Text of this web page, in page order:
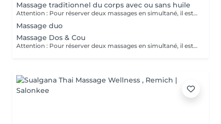
Massage traditionnel du corps avec ou sans huile
Attention : Pour réserver deux massages en simultané, il est nécessaire de procéder à deux réservations séparées. Ajouter deux services dans une seule réservation entraînera la programmation des rendez-vous l'un après l'autre, et non en même temps. Si besoin, vous pouvez également nous contacter par téléphone au 691 603 983. Merci !
Massage duo
Massage Dos & Cou
Attention : Pour réserver deux massages en simultané, il est nécessaire de procéder à deux réservations séparées. Ajouter deux services dans une seule réservation entraînera la programmation des rendez-vous l'un après l'autre, et non en même temps. Si besoin, vous pouvez également nous contacter par téléphone au 691 603 983. Merci !